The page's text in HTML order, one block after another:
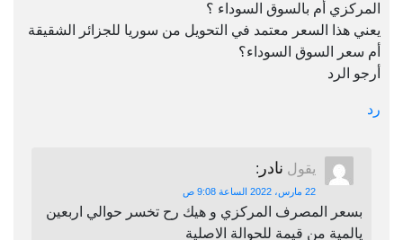
المركزي أم بالسوق السوداء ؟
يعني هذا السعر معتمد في التحويل من سوريا للجزائر الشقيقة
أم سعر السوق السوداء؟
أرجو الرد
رد
يقول نادر :
22 مارس، 2022 الساعة 9:08 ص
بسعر المصرف المركزي و هيك رح تخسر حوالي اربعين
يالمية من قيمة للحوالة الاصلية